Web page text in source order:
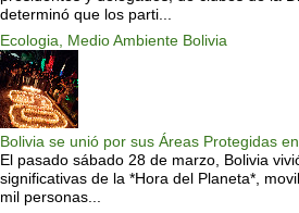
determinó que los parti...
Ecologia, Medio Ambiente Bolivia
Bolivia se unió por sus Áreas Protegidas
El pasado sábado 28 de marzo, Bolivia
significativas de la *Hora del Planeta*,
mil personas...